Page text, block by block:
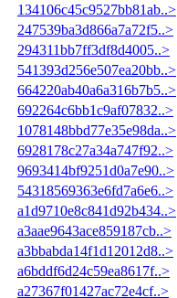
134106c45c9527bb81ab..>
247539ba3d866a7a72f5..>
294311bb7ff3df8d4005..>
541393d256e507ea20bb..>
664220ab40a6a316b7b5..>
692264c6bb1c9af07832..>
1078148bbd77e35e98da..>
6928178c27a34a747f92..>
9693414bf9251d0a7e90..>
54318569363e6fd7a6e6..>
a1d9710e8c841d92b434..>
a3aae9643ace859187cb..>
a3bbabda14f1d12012d8..>
a6bddf6d24c59ea8617f..>
a27367f01427ac72e4cf..>